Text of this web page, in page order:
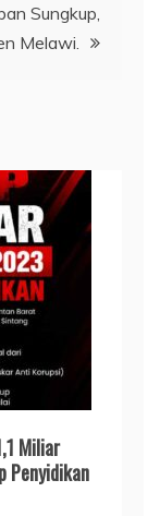
Sungkup,
Melawi.
Miliar
Penyidikan